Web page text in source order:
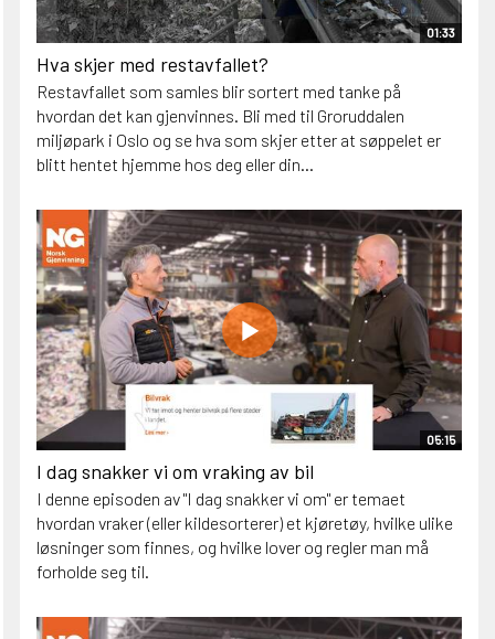
01:33
Hva skjer med restavfallet?
Restavfallet som samles blir sortert med tanke på
hvordan det kan gjenvinnes. Bli med til Groruddalen
miljøpark i Oslo og se hva som skjer etter at søppelet er
blitt hentet hjemme hos deg eller din...
05:15
I dag snakker vi om vraking av bil
I denne episoden av "I dag snakker vi om" er temaet
hvordan vraker (eller kildesorterer) et kjøretøy, hvilke ulike
løsninger som finnes, og hvilke lover og regler man må
forholde seg til.